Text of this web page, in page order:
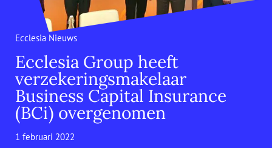
Ecclesia Nieuws
Ecclesia Group heeft
verzekeringsmakelaar
Business Capital Insurance
(BCi) overgenomen
1 februari 2022